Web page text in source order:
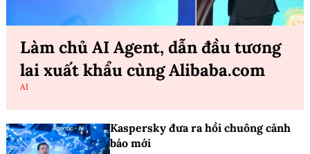
Làm chủ AI Agent, dẫn đầu tương
lai xuất khẩu cùng Alibaba.com
AI
Kaspersky đưa ra hồi chuông cảnh
báo mới